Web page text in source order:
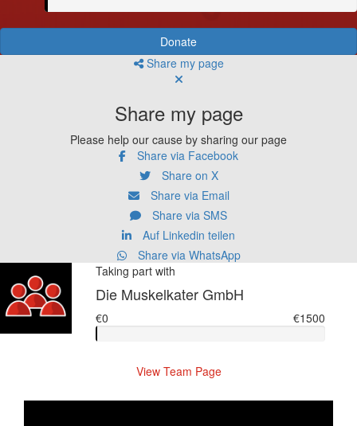
Donate
Share my page
Share my page
Please help our cause by sharing our page
Share via Facebook
Share on X
Share via Email
Share via SMS
Auf Linkedin teilen
Share via WhatsApp
Taking part with
Die Muskelkater GmbH
€0 €1500
View Team Page